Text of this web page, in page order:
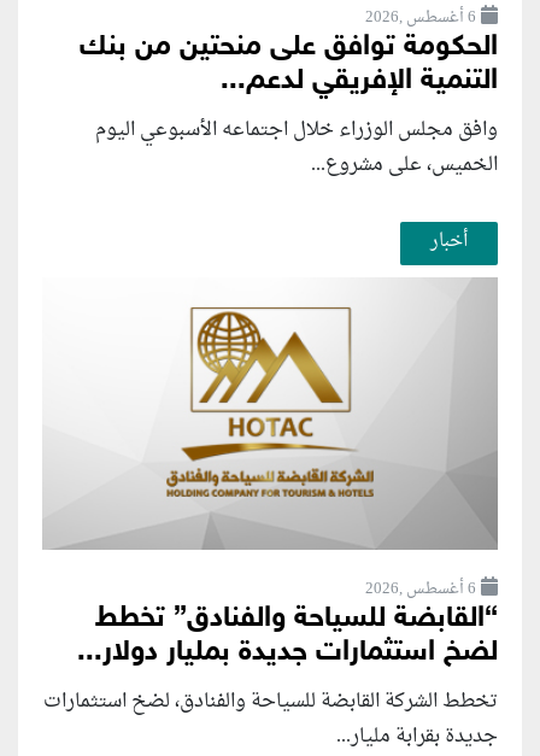
6 أغسطس ,2026
الحكومة توافق على منحتين من بنك
التنمية الإفريقي لدعم...
وافق مجلس الوزراء خلال اجتماعه الأسبوعي اليوم
الخميس، على مشروع...
أخبار
6 أغسطس ,2026
“القابضة للسياحة والفنادق” تخطط
لضخ استثمارات جديدة بمليار دولار...
تخطط الشركة القابضة للسياحة والفنادق، لضخ استثمارات
جديدة بقرابة مليار...